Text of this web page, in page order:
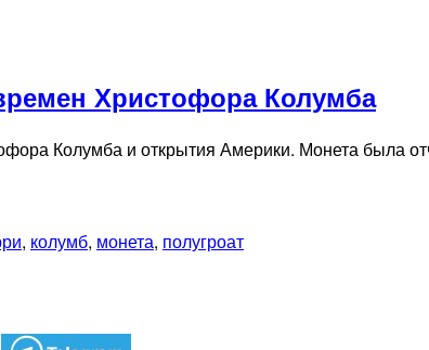
Христофора Колумба
Колумба и открытия Америки. Монета была
, колумб, монета, полугроат